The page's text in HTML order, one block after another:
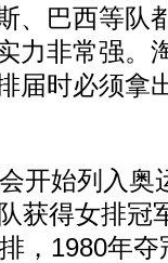
、巴西等队
力非常强。
届时必须拿
始列入奥
获得女排冠
，1980年